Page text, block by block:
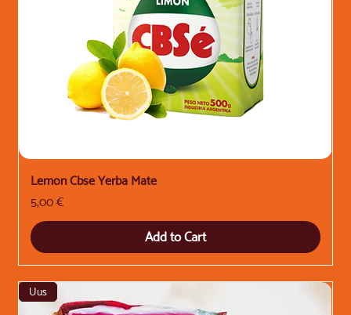
Lemon Cbse Yerba Mate
Price
5,00 €
Add to Cart
Uus